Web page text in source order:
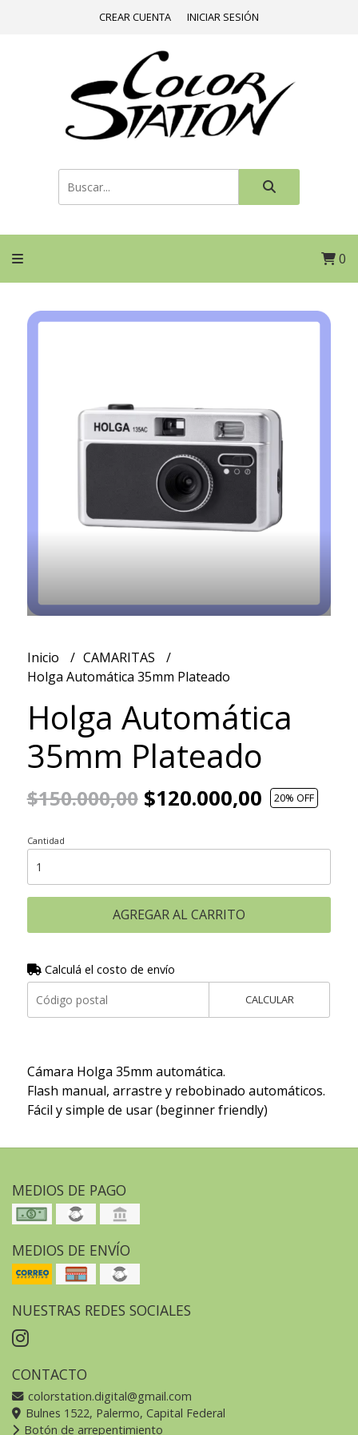
CREAR CUENTA INICIAR SESIÓN
0
Inicio
CAMARITAS
Holga Automática 35mm Plateado
Holga Automática
35mm Plateado
$150.000,00$120.000,00 20% OFF
Cantidad
AGREGAR AL CARRITO
Calculá el costo de envío
CALCULAR
Cámara Holga 35mm automática.
Flash manual, arrastre y rebobinado automáticos.
Fácil y simple de usar (beginner friendly)
MEDIOS DE PAGO
MEDIOS DE ENVÍO
NUESTRAS REDES SOCIALES
CONTACTO
colorstation.digital@gmail.com
Bulnes 1522, Palermo, Capital Federal
Botón de arrepentimiento